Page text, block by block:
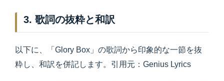
3. 歌詞の抜粋と和訳
以下に、「Glory Box」の歌詞から印象的な一節を抜
粋し、和訳を併記します。引用元：Genius Lyrics